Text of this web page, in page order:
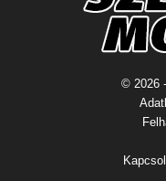
© 2026